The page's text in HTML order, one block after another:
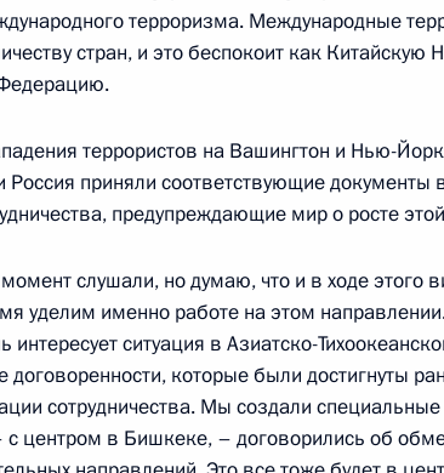
развития государсьва на период
Кремль
России
с Президентом США Джорджем
Екатерининский дворец
терроризма. Международные
стран, и это беспокоит как Китайскую
террористов на Вашингтон и Нью-Йорк
Россия приняли соответствующие документы
предупреждающие мир о росте
слушали, но думаю, что и в ходе этого
уделим именно работе на этом
ситуация в Азиатско-
которые были достигнуты
сотрудничества. Мы создали специальные
центром в Бишкеке, – договорились об